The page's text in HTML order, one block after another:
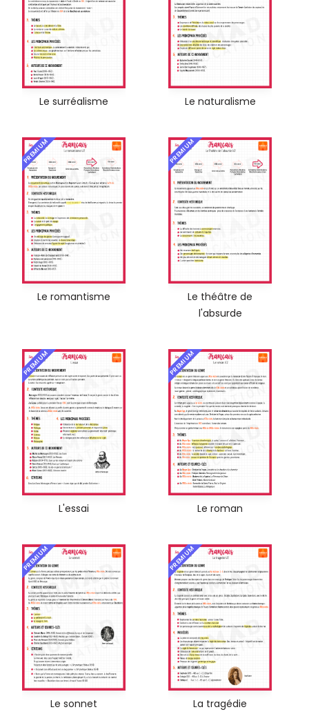
Le surréalisme Le naturalisme
PREMIUM
Le romantisme
PREMIUM
Le théâtre de
l'absurde
PREMIUM
L'essai
PREMIUM
Le roman
PREMIUM
Le sonnet
PREMIUM
La tragédie